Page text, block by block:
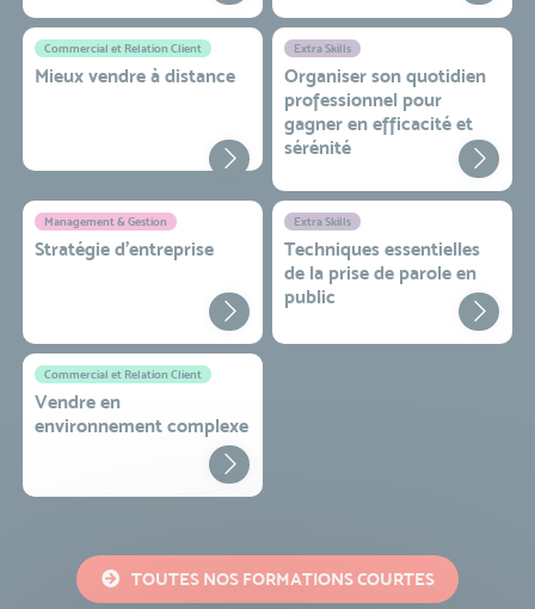
Commercial et Relation Client
Mieux vendre à distance
Extra Skills
Organiser son quotidien
professionnel pour
gagner en efficacité et
sérénité
Management & Gestion
Stratégie d’entreprise
Extra Skills
Techniques essentielles
de la prise de parole en
public
Commercial et Relation Client
Vendre en
environnement complexe
TOUTES NOS FORMATIONS COURTES